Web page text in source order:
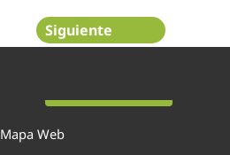
Siguiente
Mapa Web